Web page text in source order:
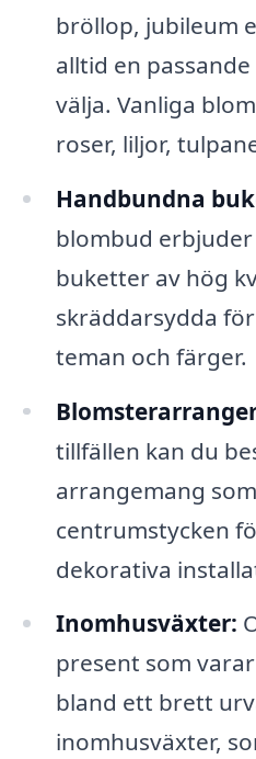
bröllop, jubileum
alltid en
välja. Vanliga
roser, liljor,
Handbundna
blombud
buketter av hög
skräddarsydda
teman och färger.
tillfällen kan du
arrangemang
centrumstycken
dekorativa
Inomhusväxter:
present som
bland ett brett
inomhusväxter,